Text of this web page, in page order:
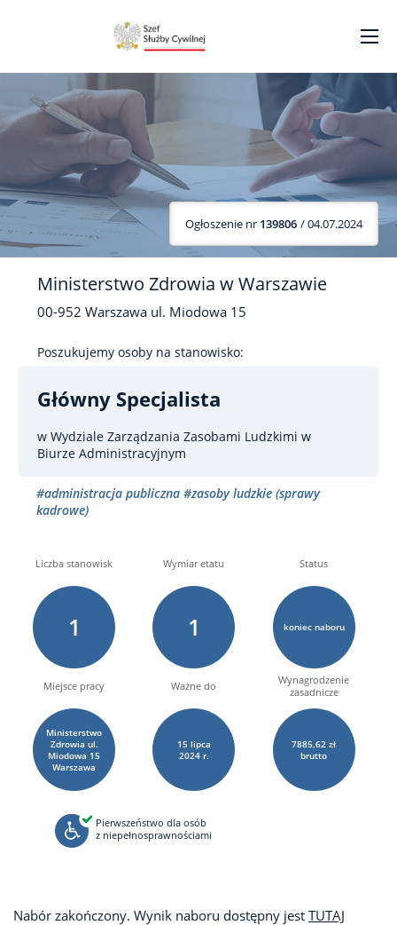
Ogłoszenie nr 139806 / 04.07.2024
Ministerstwo Zdrowia w Warszawie
00-952 Warszawa ul. Miodowa 15
Poszukujemy osoby na stanowisko:
Główny Specjalista
w Wydziale Zarządzania Zasobami Ludzkimi w
Biurze Administracyjnym
#administracja publiczna #zasoby ludzkie (sprawy
kadrowe)
Liczba stanowisk
1
Wymiar etatu
1
Status
koniec naboru
Miejsce pracy
Ministerstwo
Zdrowia ul.
Miodowa 15
Warszawa
Ważne do
15 lipca
2024 r.
Wynagrodzenie
zasadnicze
7885,62 zł
brutto
Pierwszeństwo dla osób
z niepełnosprawnościami
Nabór zakończony. Wynik naboru dostępny jest TUTAJ